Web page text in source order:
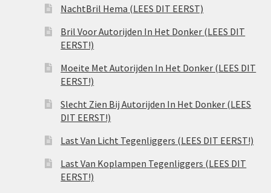
NachtBril Hema (LEES DIT EERST)
Bril Voor Autorijden In Het Donker (LEES DIT
EERST!)
Moeite Met Autorijden In Het Donker (LEES DIT
EERST!)
Slecht Zien Bij Autorijden In Het Donker (LEES
DIT EERST!)
Last Van Licht Tegenliggers (LEES DIT EERST!)
Last Van Koplampen Tegenliggers (LEES DIT
EERST!)